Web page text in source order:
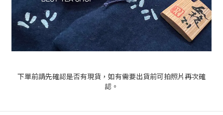
下單前請先確認是否有現貨，如有需要出貨前可拍照片再次確
認。